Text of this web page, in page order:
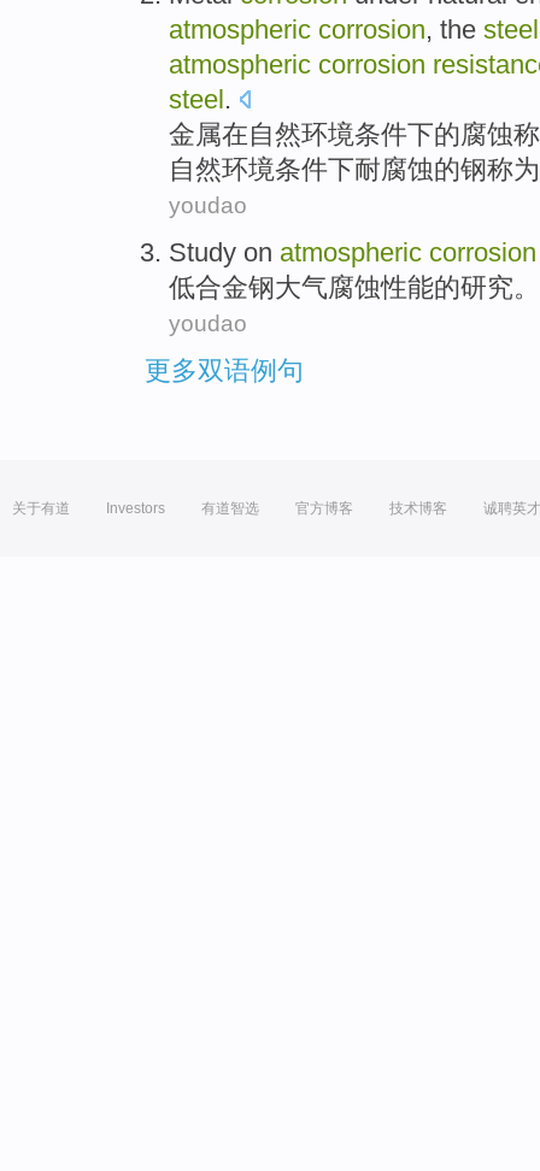
atmospheric corrosion, the steel
atmospheric corrosion
steel.
金属在自然环境条件下的腐蚀
自然环境条件下耐腐蚀的钢称为
youdao
Study on atmospheric corrosion
低合金钢大气腐蚀性能的研究。
youdao
更多双语例句
关于有道 Investors 有道智选 官方博客 技术博客 诚聘英才